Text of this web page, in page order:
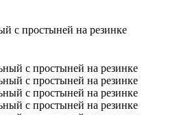
с простыней на резинке